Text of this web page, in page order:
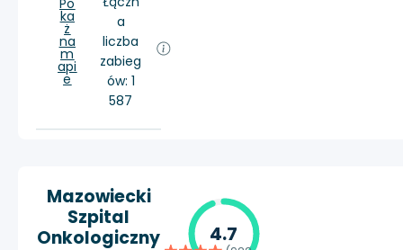
Po
ka
ż
na
m
api
e
a
liczba
zabieg
ów: 1
587
Mazowiecki
Szpital
Onkologiczny
4.7